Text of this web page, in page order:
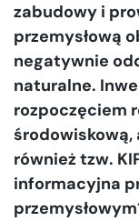
zabudowy i
przemysłową
negatywnie
naturalne.
rozpoczęciem
środowiskową,
również tzw.
informacyjna